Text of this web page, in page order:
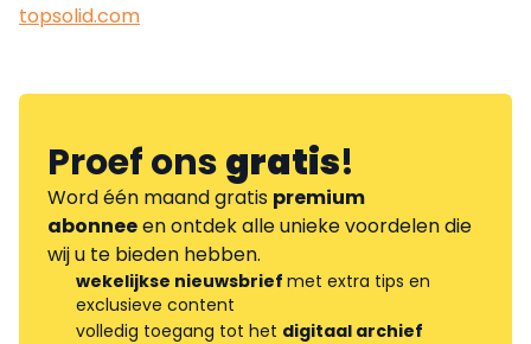
topsolid.com
Proef onsgratis!
Word één maand gratis premium
abonneeen ontdek alle unieke voordelen die
wij u te bieden hebben.
wekelijkse nieuwsbrief met extra tips en
exclusieve content
volledig toegang tot het digitaal archief